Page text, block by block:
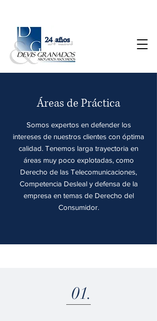
24 años
​Áreas de Práctica
Somos expertos en defender los
intereses de nuestros clientes con óptima
calidad. Tenemos larga trayectoria en
áreas muy poco explotadas, como
Derecho de las Telecomunicaciones,
Competencia Desleal y defensa de la
empresa en temas de Derecho del
Consumidor.
01.